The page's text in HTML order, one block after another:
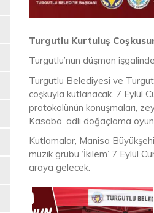
Turgutlu Kurtuluş
Turgutlu’nun düşman
Turgutlu Belediyesi ve
coşkuyla kutlanacak. 7 Eylül
protokolünün konuşmaları,
Kasaba’ adlı doğaçlama
Kutlamalar, Manisa
müzik grubu ‘İkilem’ 7 Eylül
araya gelecek.